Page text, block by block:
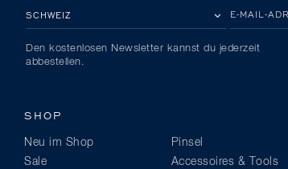
E-MAIL-
Den kostenlosen Newsletter kannst du jederzeit
abbestellen.
SHOP
Neu im Shop
Sale
Pinsel
Accessoires & Tools